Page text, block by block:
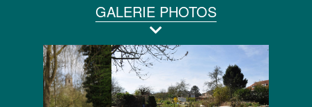
GALERIE PHOTOS